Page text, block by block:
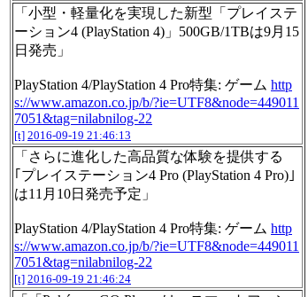
「小型・軽量化を実現した新型「プレイステ
ーション4 (PlayStation 4)」500GB/1TBは9月15
日発売」
PlayStation 4/PlayStation 4 Pro特集: ゲーム http
s://www.amazon.co.jp/b/?ie=UTF8&node=449011
7051&tag=nilabnilog-22
[t] 2016-09-19 21:46:13
「さらに進化した高品質な体験を提供する
｢プレイステーション4 Pro (PlayStation 4 Pro)｣
は11月10日発売予定」
PlayStation 4/PlayStation 4 Pro特集: ゲーム http
s://www.amazon.co.jp/b/?ie=UTF8&node=449011
7051&tag=nilabnilog-22
[t] 2016-09-19 21:46:24